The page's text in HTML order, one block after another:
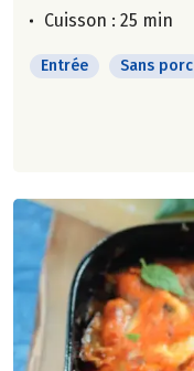
Cuisson : 25 min
Entrée Sans porc